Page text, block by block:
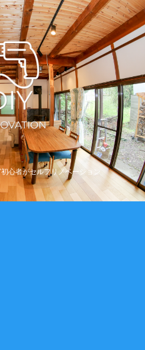
心者がセルフリノベーション